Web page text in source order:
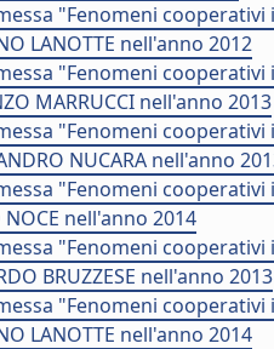
"Fenomeni
LANOTTE nell'anno 2012
"Fenomeni
MARRUCCI nell'anno 2013
"Fenomeni
NUCARA nell'anno
"Fenomeni
nell'anno 2014
"Fenomeni
BRUZZESE nell'anno 2013
"Fenomeni
LANOTTE nell'anno 2014